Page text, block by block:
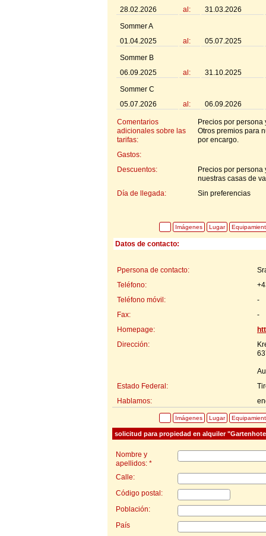
28.02.2026
al:
31.03.2026
Sommer A
01.04.2025
al:
05.07.2025
Sommer B
06.09.2025
al:
31.10.2025
Sommer C
05.07.2026
al: 06.09.2026
Comentarios
adicionales sobre las
tarifas:
Precios por
Otros premios para
por encargo.
Gastos:
Descuentos:
Precios por persona
nuestras casas de
Día de llegada:
Sin preferencias
Imágenes Lugar
Datos de contacto:
Ppersona de contacto:
Teléfono:
Teléfono móvil:
-
Fax:
-
Homepage:
Dirección:
Estado Federal:
Hablamos:
Imágenes Lugar
solicitud para propiedad en alquiler
Nombre y
apellidos: *
Calle:
Código postal:
Población:
País